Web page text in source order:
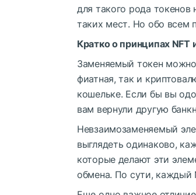
для такого рода
таких мест. Но обо всем
Кратко о принципах NFT
Заменяемый токен
фиатная, так и
кошельке. Если бы вы
вам вернули другую
Невзаимозаменяемый
выглядеть одинаково,
которые делают эти
обмена. По сути, каждый